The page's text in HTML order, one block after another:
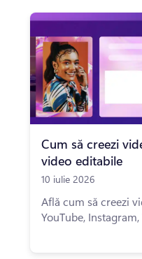
Cum să creezi
video editabile
10 iulie 2026
Află cum să creezi
YouTube, Instagram,